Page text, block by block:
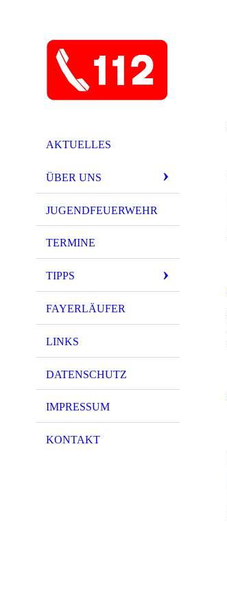
AKTUELLES
ÜBER UNS
JUGENDFEUERWEHR
TERMINE
TIPPS
FAYERLÄUFER
LINKS
DATENSCHUTZ
IMPRESSUM
KONTAKT